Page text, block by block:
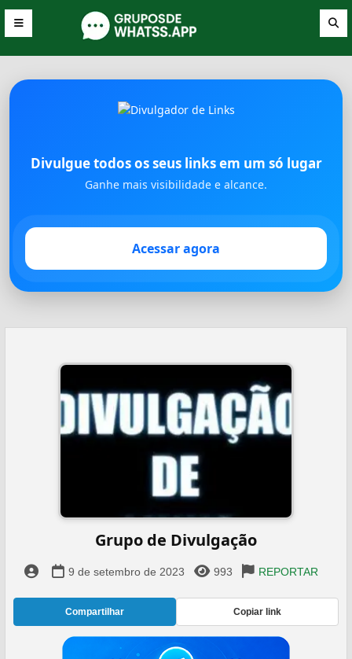
Divulgue todos os seus links em um só lugar
Ganhe mais visibilidade e alcance.
Acessar agora
Grupo de Divulgação
9 de setembro de 2023 993 REPORTAR
Compartilhar Copiar link